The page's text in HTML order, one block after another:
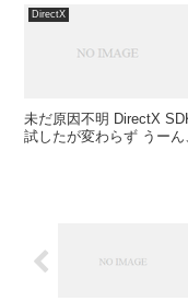
DirectX
未だ原因不明 DirectX
試したが変わらず うーん